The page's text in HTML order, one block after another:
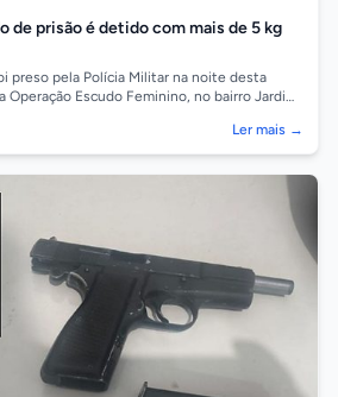
de prisão é detido com mais de 5 kg
preso pela Polícia Militar na noite desta
Escudo Feminino, no bairro Jardim
Ler mais →